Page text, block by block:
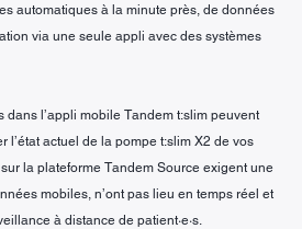
automatiques à la minute près, de données
via une seule appli avec des systèmes
dans l’appli mobile Tandem t:slim peuvent
l’état actuel de la pompe t:slim X2 de vos
la plateforme Tandem Source exigent une
mobiles, n’ont pas lieu en temps réel et
à distance de patient·e·s.